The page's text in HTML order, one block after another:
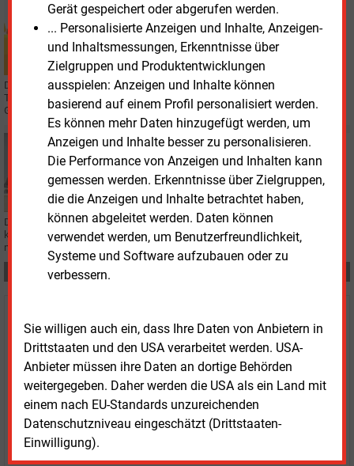
Gerät gespeichert oder abgerufen werden.
... Personalisierte Anzeigen und Inhalte, Anzeigen-
und Inhaltsmessungen, Erkenntnisse über
Zielgruppen und Produktentwicklungen
ausspielen: Anzeigen und Inhalte können
basierend auf einem Profil personalisiert werden.
Es können mehr Daten hinzugefügt werden, um
Anzeigen und Inhalte besser zu personalisieren.
Die Performance von Anzeigen und Inhalten kann
gemessen werden. Erkenntnisse über Zielgruppen,
die die Anzeigen und Inhalte betrachtet haben,
können abgeleitet werden. Daten können
verwendet werden, um Benutzerfreundlichkeit,
Systeme und Software aufzubauen oder zu
verbessern.
Sie willigen auch ein, dass Ihre Daten von Anbietern in
Drittstaaten und den USA verarbeitet werden. USA-
Anbieter müssen ihre Daten an dortige Behörden
weitergegeben. Daher werden die USA als ein Land mit
einem nach EU-Standards unzureichenden
Datenschutzniveau eingeschätzt (Drittstaaten-
Einwilligung).
Mittwoch, 1.10.2025, 12:42
GEOTHERMIE
Stawag sucht nach weiteren Erdwärmequellen
Die Stawag bereitet seismische Geothermie-Messungen vor, um
Tiefengeothermie für die Wärmeversorgung in Aachen zu erschließen.
Gesucht werden soll nordöstlich von Aachen.
Donnerstag, 13.03.2025, 16:06
WÄRMENETZ
​Stawag steigt von Braunkohle auf Abfall um
Die Aachener Stawag nutzt ab 2029 keine Braunkohle mehr. Stattdessen
kommt die Wärme aus einer Müllverbrennungsanlage. Die Verträge wurden
nun unterzeichnet.
Teilen:
Haben Sie Interesse an Content oder
Mehrfachzugängen für Ihr Unternehmen?
Sprechen Sie uns an, wenn Sie Fragen zur Nutzung von
E&M-Inhalten oder den verschiedenen Abonnement-
Paketen haben.
Das E&M-Vertriebsteam freut sich unter Tel. 08152 / 93
11-77 oder untervertrieb@energie-und-management.de